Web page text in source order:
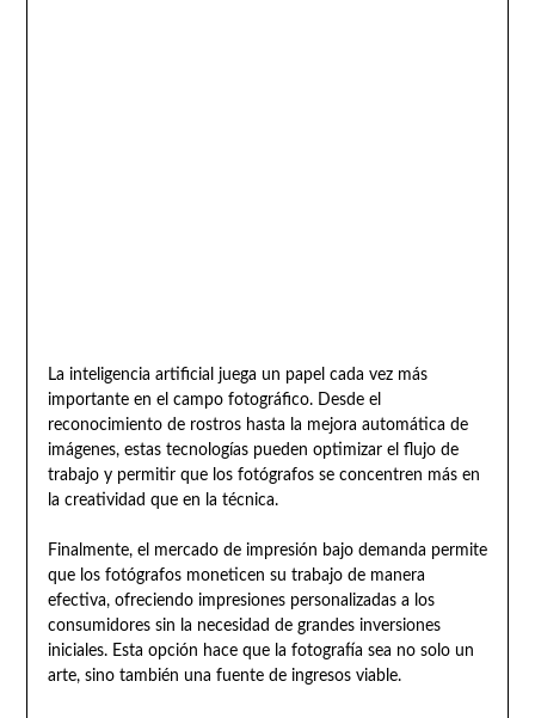
La inteligencia artificial juega un papel cada vez más
importante en el campo fotográfico. Desde el
reconocimiento de rostros hasta la mejora automática de
imágenes, estas tecnologías pueden optimizar el flujo de
trabajo y permitir que los fotógrafos se concentren más en
la creatividad que en la técnica.
Finalmente, el mercado de impresión bajo demanda permite
que los fotógrafos moneticen su trabajo de manera
efectiva, ofreciendo impresiones personalizadas a los
consumidores sin la necesidad de grandes inversiones
iniciales. Esta opción hace que la fotografía sea no solo un
arte, sino también una fuente de ingresos viable.